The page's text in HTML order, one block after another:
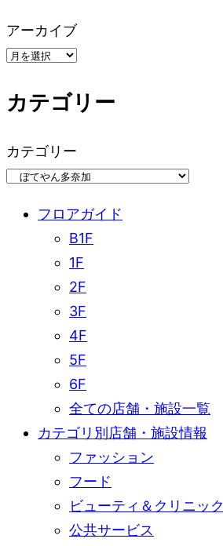
ー
ー
アーカイブ
カテゴリー
カテゴリー
フロアガイド
B1F
1F
2F
3F
4F
5F
6F
全ての店舗・施設一覧
カテゴリ別店舗・施設情報
ファッション
フード
ビューティ＆クリニック
公共サービス